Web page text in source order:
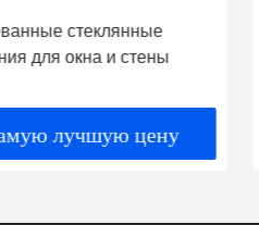
стеклянные
для окна и стены
лучшую цену